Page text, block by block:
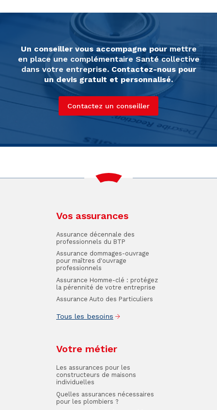
Un conseiller vous accompagne pour mettre
en place une complémentaire Santé collective
dans votre entreprise. Contactez-nous pour
un devis gratuit et personnalisé.
Contactez un conseiller
Vos assurances
Assurance décennale des
professionnels du BTP
Assurance dommages-ouvrage
pour maîtres d'ouvrage
professionnels
Assurance Homme-clé : protégez
la pérennité de votre entreprise
Assurance Auto des Particuliers
Tous les besoins
Votre métier
Les assurances pour les
constructeurs de maisons
individuelles
Quelles assurances nécessaires
pour les plombiers ?